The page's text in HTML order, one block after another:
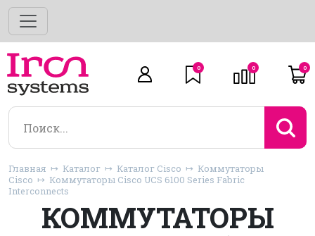
0 0 0
Главная Каталог Каталог Cisco
Коммутаторы
Cisco
Коммутаторы Cisco UCS 6100 Series Fabric
Interconnects
КОММУТАТОРЫ